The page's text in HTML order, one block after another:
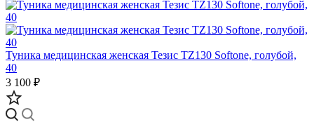
Туника медицинская женская Тезис TZ130 Softone, голубой,
40
3 100 ₽